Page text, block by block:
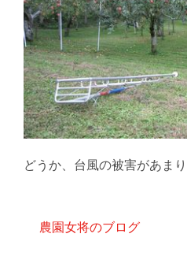
どうか、台風の被害があま
農園女将のブログ